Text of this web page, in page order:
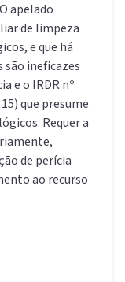
apelado
de limpeza
e que há
ineficazes
e o IRDR nº
que presume
Requer a
de perícia
ao recurso